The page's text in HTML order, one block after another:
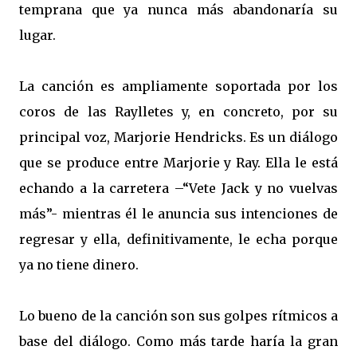
temprana que ya nunca más abandonaría su
lugar.
La canción es ampliamente soportada por los
coros de las Raylletes y, en concreto, por su
principal voz, Marjorie Hendricks. Es un diálogo
que se produce entre Marjorie y Ray. Ella le está
echando a la carretera –“Vete Jack y no vuelvas
más”- mientras él le anuncia sus intenciones de
regresar y ella, definitivamente, le echa porque
ya no tiene dinero.
Lo bueno de la canción son sus golpes rítmicos a
base del diálogo. Como más tarde haría la gran